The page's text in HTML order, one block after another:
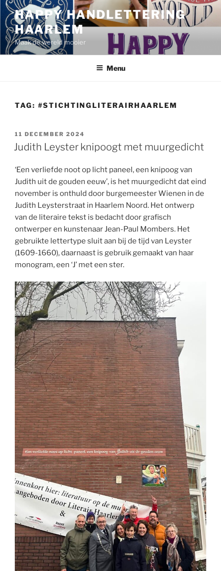
Ga
naar
de
inhoud
HAPPY HANDLETTERING
HAARLEM
Maak de wereld mooier
Menu
TAG: #STICHTINGLITERAIRHAARLEM
GEPLAATST
OP
11 DECEMBER 2024
Judith Leyster knipoogt met muurgedicht
‘Een verliefde noot op licht paneel, een knipoog van
Judith uit de gouden eeuw’, is het muurgedicht dat eind
november is onthuld door burgemeester Wienen in de
Judith Leysterstraat in Haarlem Noord. Het ontwerp
van de literaire tekst is bedacht door grafisch
ontwerper en kunstenaar Jean-Paul Mombers. Het
gebruikte lettertype sluit aan bij de tijd van Leyster
(1609-1660), daarnaast is gebruik gemaakt van haar
monogram, een ‘J’ met een ster.